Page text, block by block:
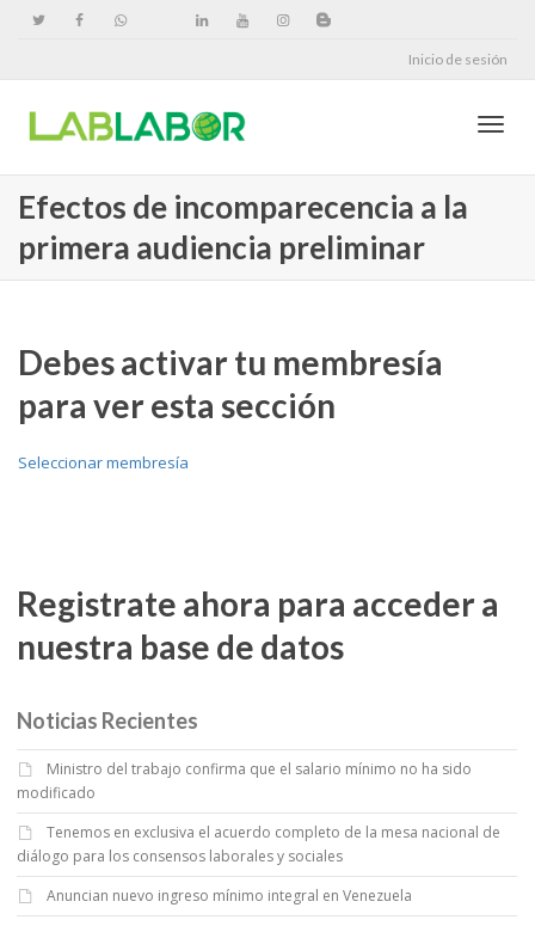
Inicio de sesión
Efectos de incomparecencia a la
primera audiencia preliminar
Debes activar tu membresía
para ver esta sección
Seleccionar membresía
Registrate ahora para acceder a
nuestra base de datos
Noticias Recientes
Ministro del trabajo confirma que el salario mínimo no ha sido
modificado
Tenemos en exclusiva el acuerdo completo de la mesa nacional de
diálogo para los consensos laborales y sociales
Anuncian nuevo ingreso mínimo integral en Venezuela